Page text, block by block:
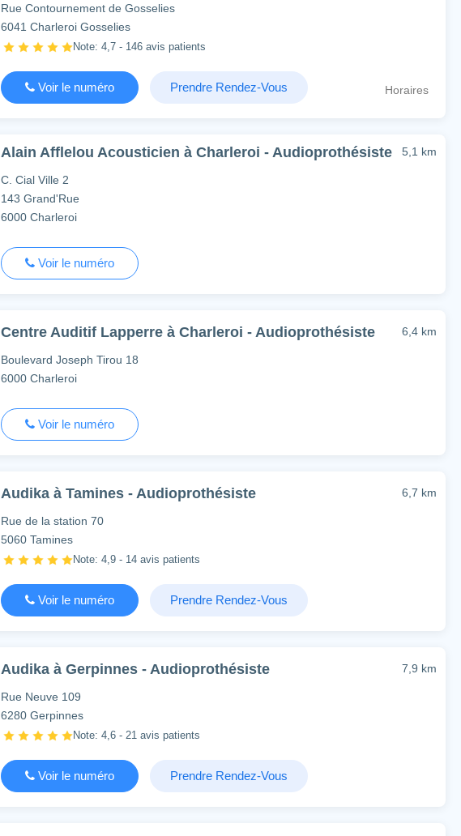
Rue Contournement de Gosselies
6041 Charleroi Gosselies
Note: 4,7 - 146 avis patients
Voir le numéro Prendre Rendez-Vous Horaires
5,1 km
Alain Afflelou Acousticien à Charleroi - Audioprothésiste
C. Cial Ville 2
143 Grand'Rue
6000 Charleroi
Voir le numéro
6,4 km
Centre Auditif Lapperre à Charleroi - Audioprothésiste
Boulevard Joseph Tirou 18
6000 Charleroi
Voir le numéro
6,7 km
Audika à Tamines - Audioprothésiste
Rue de la station 70
5060 Tamines
Note: 4,9 - 14 avis patients
Voir le numéro Prendre Rendez-Vous
7,9 km
Audika à Gerpinnes - Audioprothésiste
Rue Neuve 109
6280 Gerpinnes
Note: 4,6 - 21 avis patients
Voir le numéro Prendre Rendez-Vous